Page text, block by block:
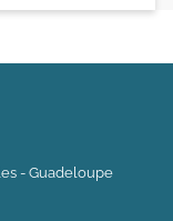
- Guadeloupe